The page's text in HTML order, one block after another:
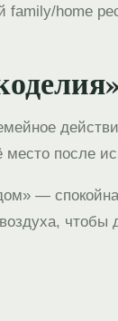
family/home
после
—